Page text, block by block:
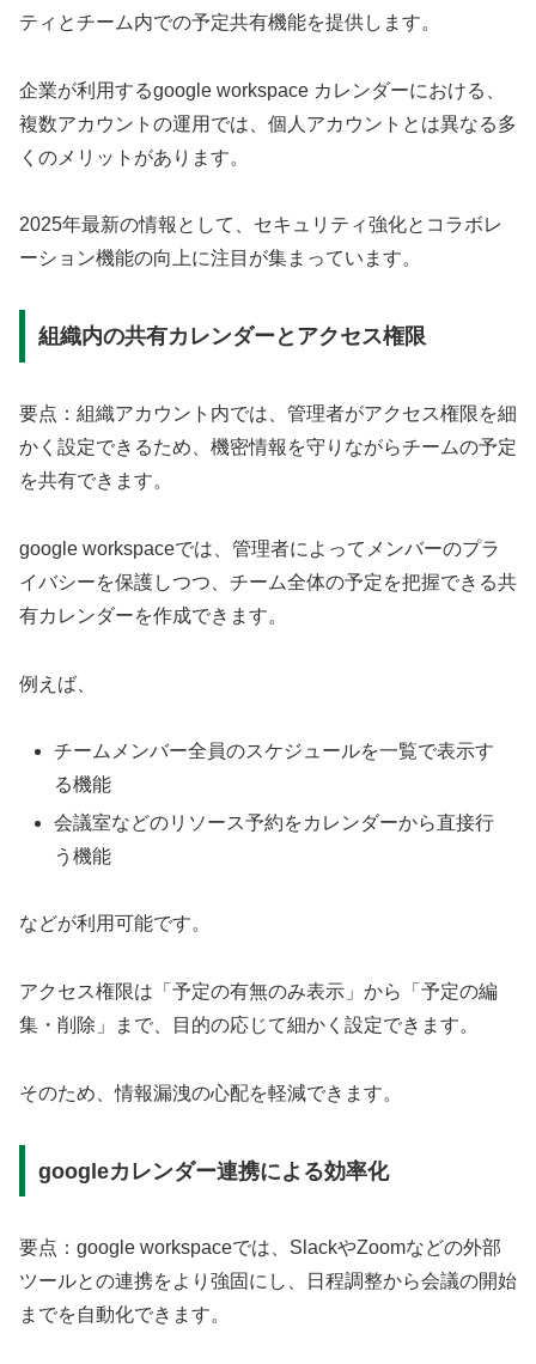
ティとチーム内での予定共有機能を提供します。
企業が利用するgoogle workspace カレンダーにおける、
複数アカウントの運用では、個人アカウントとは異なる多
くのメリットがあります。
2025年最新の情報として、セキュリティ強化とコラボレ
ーション機能の向上に注目が集まっています。
組織内の共有カレンダーとアクセス権限
要点：組織アカウント内では、管理者がアクセス権限を細
かく設定できるため、機密情報を守りながらチームの予定
を共有できます。
google workspaceでは、管理者によってメンバーのプラ
イバシーを保護しつつ、チーム全体の予定を把握できる共
有カレンダーを作成できます。
例えば、
チームメンバー全員のスケジュールを一覧で表示す
る機能
会議室などのリソース予約をカレンダーから直接行
う機能
などが利用可能です。
アクセス権限は「予定の有無のみ表示」から「予定の編
集・削除」まで、目的の応じて細かく設定できます。
そのため、情報漏洩の心配を軽減できます。
googleカレンダー連携による効率化
要点：google workspaceでは、SlackやZoomなどの外部
ツールとの連携をより強固にし、日程調整から会議の開始
までを自動化できます。